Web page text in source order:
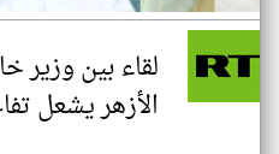
لقاء بين وزير
الأزهر يشعل